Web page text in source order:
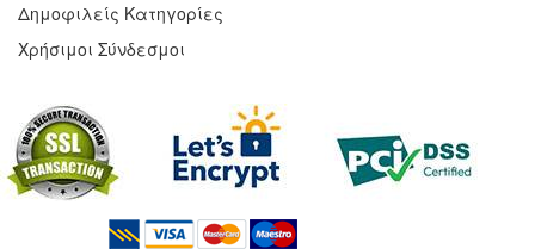
Δημοφιλείς Κατηγορίες
Χρήσιμοι Σύνδεσμοι